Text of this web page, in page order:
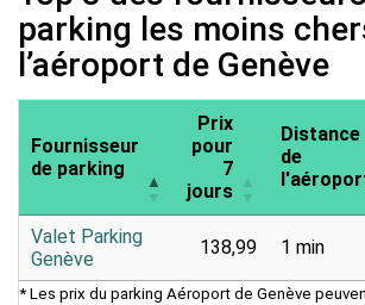
parking les moins
l’aéroport de Genève
Fournisseur
de parking
Prix
pour
7
jours
Distance
de
Valet Parking
Genève
138,99 1 min
* Les prix du parking Aéroport de Genève